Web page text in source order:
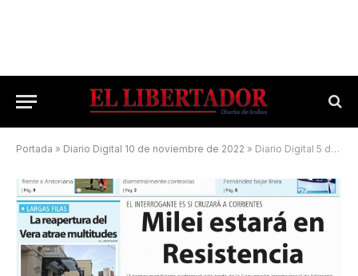
Portada » Diario Digital 10 de noviembre de 2022 » Diario Digital 5 de julio de 2025